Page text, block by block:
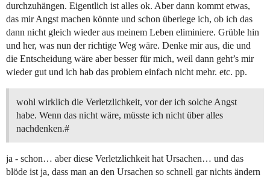
durchzuhängen. Eigentlich ist alles ok. Aber dann kommt etwas,
das mir Angst machen könnte und schon überlege ich, ob ich das
dann nicht gleich wieder aus meinem Leben eliminiere. Grüble hin
und her, was nun der richtige Weg wäre. Denke mir aus, die und
die Entscheidung wäre aber besser für mich, weil dann geht’s mir
wieder gut und ich hab das problem einfach nicht mehr. etc. pp.
wohl wirklich die Verletzlichkeit, vor der ich solche Angst
habe. Wenn das nicht wäre, müsste ich nicht über alles
nachdenken.#
ja - schon… aber diese Verletzlichkeit hat Ursachen… und das
blöde ist ja, dass man an den Ursachen so schnell gar nichts ändern